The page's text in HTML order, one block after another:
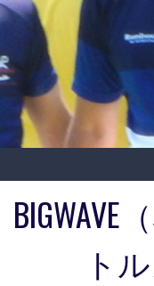
Skip
content
ト